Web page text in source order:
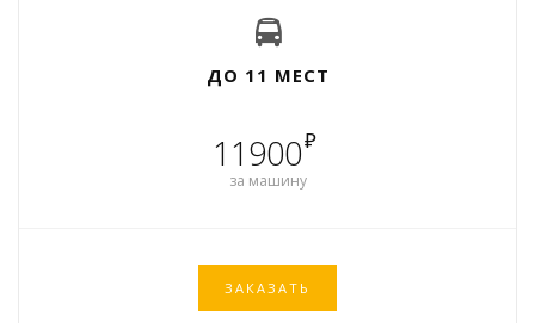
ДО 11 МЕСТ
11900₽
за машину
ЗАКАЗАТЬ